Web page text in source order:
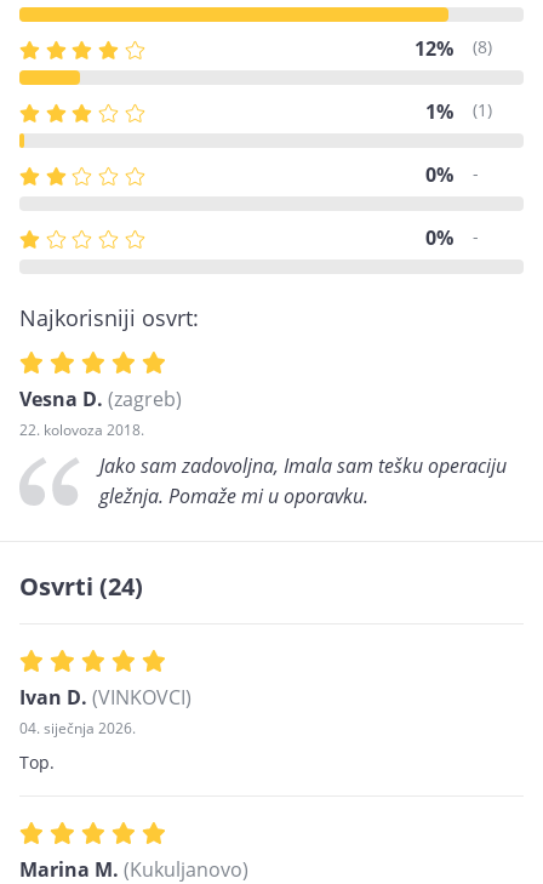
12% (8)
1% (1)
0% -
0% -
Najkorisniji osvrt:
Vesna D. (zagreb)
22. kolovoza 2018.
Jako sam zadovoljna, Imala sam tešku operaciju
gležnja. Pomaže mi u oporavku.
Osvrti (24)
Ivan D. (VINKOVCI)
04. siječnja 2026.
Top.
Marina M. (Kukuljanovo)